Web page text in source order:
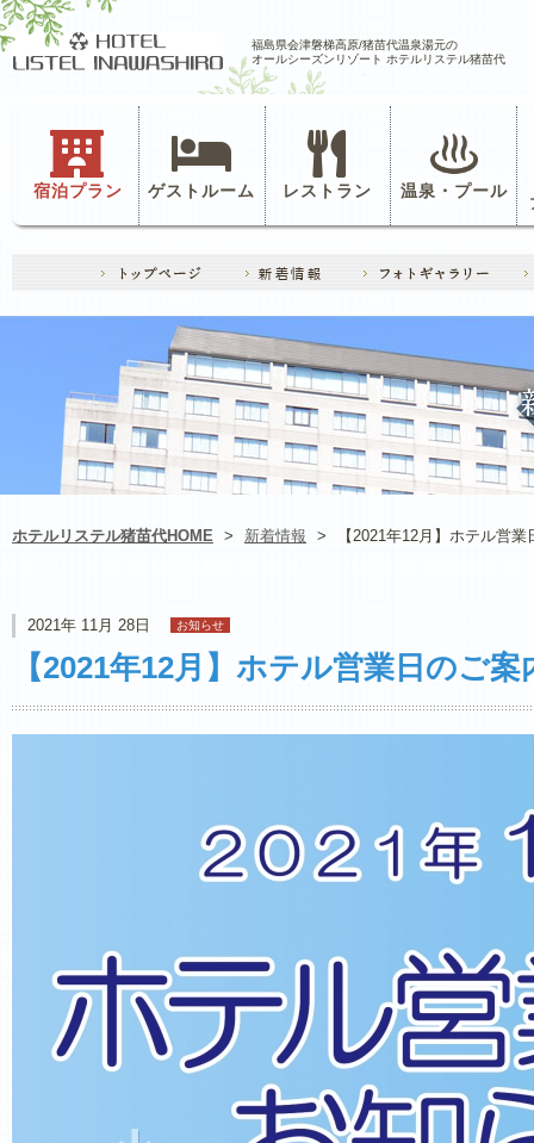
福島県会津磐梯高原/猪苗代温泉湯元の
オールシーズンリゾート ホテルリステル猪苗代
宿泊プラン ゲストルーム レストラン 温泉・プール
ホテルリステル猪苗代HOME > 新着情報 > 【2021年12月】ホテル営
2021年 11月 28日 お知らせ
【2021年12月】ホテル営業日のご案